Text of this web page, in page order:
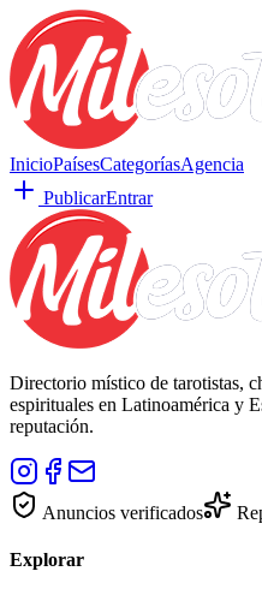
InicioPaísesCategoríasAgencia
PublicarEntrar
Directorio místico de tarotistas,
espirituales en Latinoamérica y
reputación.
Anuncios verificados
Explorar